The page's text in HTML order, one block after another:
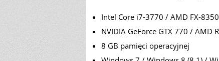
Intel Core i7-3770 / AMD FX-8350
NVIDIA GeForce GTX 770 / AMD
8 GB pamięci operacyjnej